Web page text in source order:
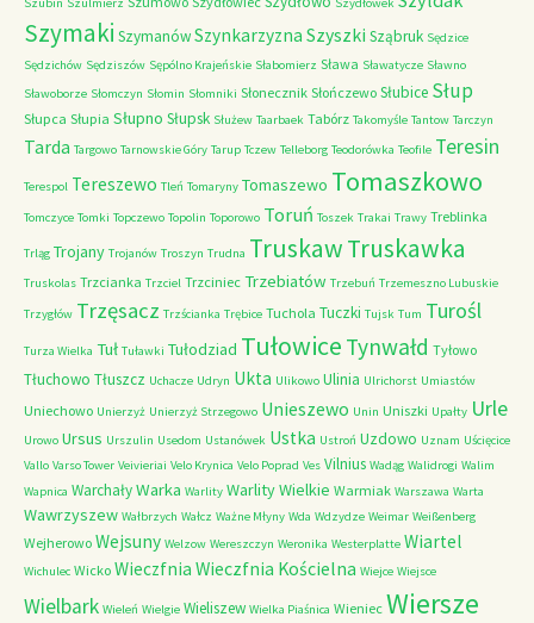
Szymaki SzymanówSzynkarzyzna Szyszki Sząbruk Sędzice
Sędzichów Sędziszów Sępólno Krajeńskie Słabomierz Sława Sławatycze Sławno
Sławoborze Słomczyn Słomin Słomniki Słonecznik Słończewo Słubice Słup
Słupca Słupia Słupno Słupsk Służew Taarbaek Tabórz Takomyśle Tantow Tarczyn
Tarda Targowo Tarnowskie Góry Tarup Tczew Telleborg Teodorówka Teofile Teresin
Terespol Tereszewo Tleń Tomaryny Tomaszewo Tomaszkowo
Tomczyce Tomki Topczewo Topolin Toporowo Toruń Toszek Trakai Trawy Treblinka
Trląg Trojany Trojanów Troszyn Trudna TruskawTruskawka
Truskolas Trzcianka Trzciel Trzciniec Trzebiatów Trzebuń Trzemeszno Lubuskie
Trzygłów Trzęsacz Trzścianka Trębice Tuchola Tuczki Tujsk Tum Turośl
Turza Wielka Tuł Tuławki Tułodziad Tułowice Tynwałd Tyłowo
Tłuchowo Tłuszcz Uchacze Udryn Ukta Ulikowo Ulinia Ulrichorst Umiastów
Uniechowo Unierzyż Unierzyż Strzegowo Unieszewo Unin Uniszki Upałty Urle
Urowo Ursus Urszulin Usedom Ustanówek Ustka Ustroń Uzdowo Uznam Uścięcice
Vallo Varso Tower Veivieriai Velo Krynica Velo Poprad Ves Vilnius Wadąg Walidrogi Walim
Wapnica WarchałyWarka Warlity Warlity Wielkie Warmiak Warszawa Warta
Wawrzyszew Wałbrzych Wałcz Ważne Młyny Wda Wdzydze Weimar Weißenberg
Wejherowo Wejsuny Welzow Wereszczyn Weronika Westerplatte Wiartel
Wichulec Wicko Wieczfnia Wieczfnia Kościelna Wiejce Wiejsce
Wielbark Wieleń Wielgie Wieliszew Wielka Piaśnica Wieniec Wiersze